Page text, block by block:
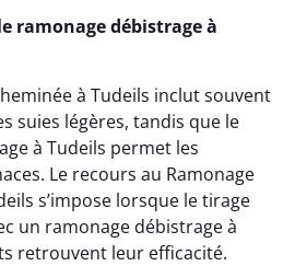
ramonage débistrage à
à Tudeils inclut souvent
suies légères, tandis que le
à Tudeils permet les
Le recours au Ramonage
s’impose lorsque le tirage
un ramonage débistrage à
retrouvent leur efficacité.